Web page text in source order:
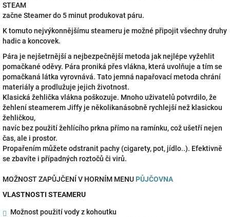
STEAM
začne Steamer do 5 minut produkovat páru.
K tomuto nejvýkonnějšímu steameru je možné připojit všechny druhy
hadic a koncovek.
Pára je nejšetrnější a nejbezpečnější metoda jak nejlépe vyžehlit
pomačkané oděvy. Pára proniká přes vlákna, která uvolňuje a tím se
pomačkaná látka vyrovnává. Tato jemná napařovací metoda chrání
materiály a prodlužuje jejich životnost.
Klasická žehlička vlákna poškozuje. Mnoho uživatelů potvrdilo, že
žehlení steamerem Jiffy je několikanásobně rychlejší než klasickou
žehličkou,
navíc bez použití žehlícího prkna přímo na ramínku, což ušetří nejen
čas, ale i prostor.
Propařením můžete odstranit pachy (cigarety, pot, jídlo..). Efektivně
se zbavíte i případných roztočů či virů.
MOŽNOST ZAPŮJČENÍ V HORNÍM MENU PŮJČOVNA
VLASTNOSTI STEAMERU
Možnost použití vody z kohoutku